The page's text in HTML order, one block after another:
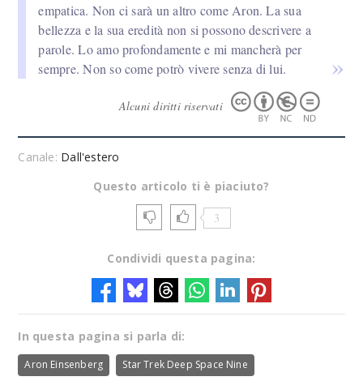
empatica. Non ci sarà un altro come Aron. La sua
bellezza e la sua eredità non si possono descrivere a
parole. Lo amo profondamente e mi mancherà per
sempre. Non so come potrò vivere senza di lui.
Alcuni diritti riservati
Canale: Dall'estero
Questo articolo ti è piaciuto?
3
Condividi questa pagina:
In questa pagina si parla di:
Aron Einsenberg Star Trek Deep Space Nine